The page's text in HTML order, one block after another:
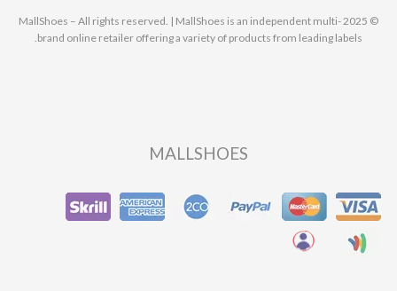
© 2025 MallShoes – All rights reserved. | MallShoes is an independent multi-
brand online retailer offering a variety of products from leading labels.
MALLSHOES